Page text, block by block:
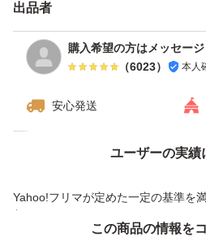
出品者
購入希望の方はメッセージ
（6023） 本人
安心発送
ユーザーの実績
Yahoo!フリマが定めた一定の基準を
付与しています
価格の相談
この商品の情報を
この商品をみている人にオススメ